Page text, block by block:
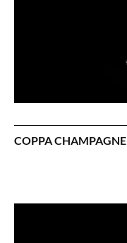
COPPA CHAMPAGNE